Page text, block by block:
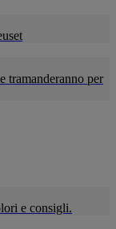
tramanderanno per
e consigli.